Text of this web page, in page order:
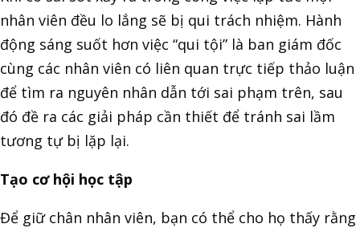
nhân viên đều lo lắng sẽ bị qui trách nhiệm. Hành
động sáng suốt hơn việc “qui tội” là ban giám đốc
cùng các nhân viên có liên quan trực tiếp thảo luận
để tìm ra nguyên nhân dẫn tới sai phạm trên, sau
đó đề ra các giải pháp cần thiết để tránh sai lầm
tương tự bị lặp lại.
Tạo cơ hội học tập
Để giữ chân nhân viên, bạn có thể cho họ thấy rằng